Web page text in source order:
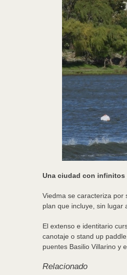
Una ciudad con infinitos
Viedma se caracteriza por
plan que incluye, sin lugar
El extenso e identitario
canotaje o stand up
puentes Basilio Villarino y
Relacionado